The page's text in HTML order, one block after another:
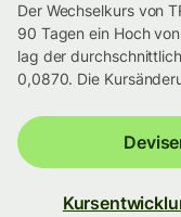
Der Wechselkurs von
90 Tagen ein Hoch
lag der
0,0870. Die